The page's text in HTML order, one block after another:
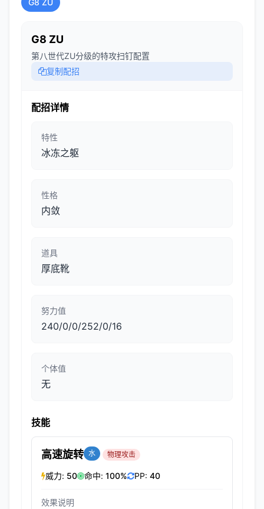
G8 ZU
G8 ZU
第八世代ZU分级的特攻扫钉配置
复制配招
配招详情
特性
冰冻之躯
性格
内敛
道具
厚底靴
努力值
240/0/0/252/0/16
个体值
无
技能
高速旋转 水 物理攻击
威力: 50 命中: 100% PP: 40
效果说明